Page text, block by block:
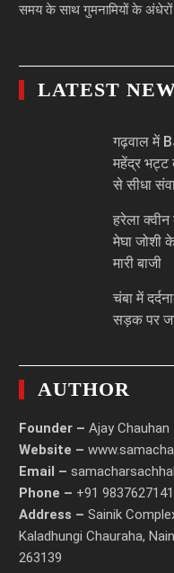
समय के साथ गुमनामियों के अंधेरों
LATEST
गढ़वाल में
महेंद्र भट्ट
से सीधा
हरेला
मेघा जोशी
मारी बाजी
चंबा में
सड़क पर
AUTHOR
Founder – Ajay Chauhan
Website –
Email –
Phone – +91 9837627141
Address – Sainik
Kaladhungi Chauraha,
263139